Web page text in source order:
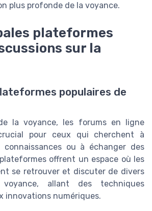
plus profonde de la voyance.
plateformes
sur la
populaires de
la voyance, les forums en ligne
pour ceux qui cherchent à
connaissances ou à échanger des
offrent un espace où les
se retrouver et discuter de divers
allant des techniques
innovations numériques.